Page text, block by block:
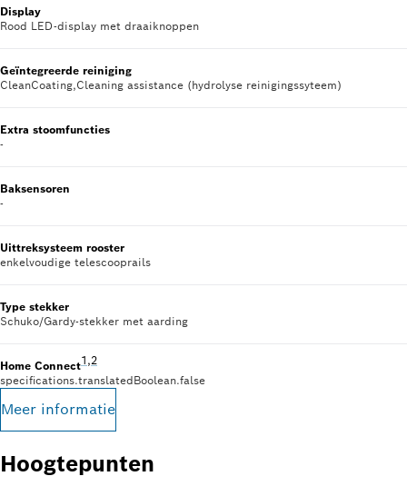
Display
Rood LED-display met draaiknoppen
Geïntegreerde reiniging
CleanCoating,Cleaning assistance (hydrolyse reinigingssyteem)
Extra stoomfuncties
-
Baksensoren
-
Uittreksysteem rooster
enkelvoudige telescooprails
Type stekker
Schuko/Gardy-stekker met aarding
Home ConnectVoetnoot 1: Wij bieden regelmatig updates om de
1 ,,Voetnoot 2: Sommige van de weergegeven functies
2
specifications.translatedBoolean.false
Meer informatie
Hoogtepunten